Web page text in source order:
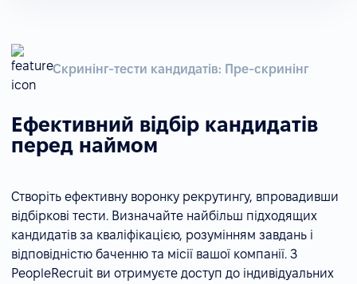
Скринінг-тести кандидатів: Пре-скринінг
Ефективний відбір кандидатів
перед наймом
Створіть ефективну воронку рекрутингу, впровадивши
відбіркові тести. Визначайте найбільш підходящих
кандидатів за кваліфікацією, розумінням завдань і
відповідністю баченню та місії вашої компанії. З
PeopleRecruit ви отримуєте доступ до індивідуальних